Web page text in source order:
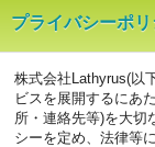
プライバシーポ
株式会社Lathyrus(以
ビスを展開するにあ
所・連絡先等)を大切
シーを定め、法律等